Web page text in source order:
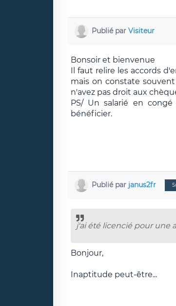
Publié par Visiteur
Bonsoir et bienvenue
Il faut relire les accords
mais on constate
n'avez pas droit aux
PS/ Un salarié en
bénéficier.
Publié par janus2fr
j'ai été licencié pour une
Bonjour,
Inaptitude peut-être...